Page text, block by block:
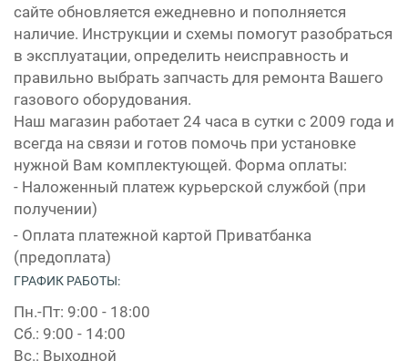
сайте обновляется ежедневно и пополняется
наличие. Инструкции и схемы помогут разобраться
в эксплуатации, определить неисправность и
правильно выбрать запчасть для ремонта Вашего
газового оборудования.
Наш магазин работает 24 часа в сутки с 2009 года и
всегда на связи и готов помочь при установке
нужной Вам комплектующей. Форма оплаты:
- Наложенный платеж курьерской службой (при
получении)
- Оплата платежной картой Приватбанка
(предоплата)
ГРАФИК РАБОТЫ:
Пн.-Пт: 9:00 - 18:00
Сб.: 9:00 - 14:00
Вс.: Выходной